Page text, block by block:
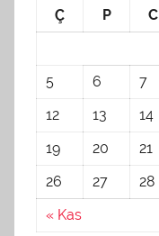
Ç
P C
« Kas
5
6 7
12
13 14
19
20 21
26
27 28